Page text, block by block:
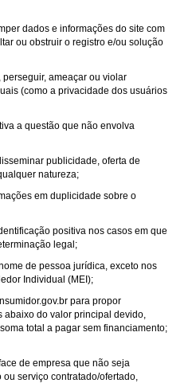
dados e informações do site com
ou obstruir o registro e/ou solução
perseguir, ameaçar ou violar
(como a privacidade dos usuários
a questão que não envolva
publicidade, oferta de
natureza;
em duplicidade sobre o
positiva nos casos em que
legal;
de pessoa jurídica, exceto nos
Individual (MEI);
para propor
do valor principal devido,
total a pagar sem financiamento;
de empresa que não seja
serviço contratado/ofertado,